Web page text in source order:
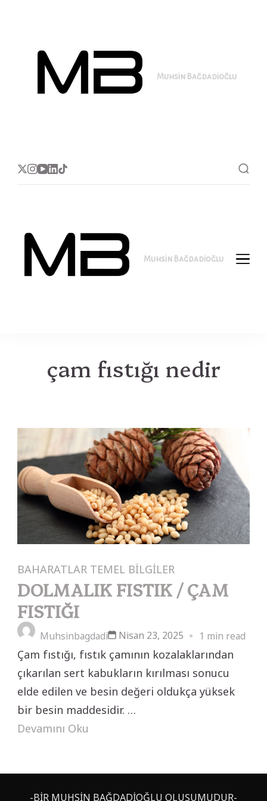
Muhsin Bağdadioğlu
Muhsin Bağdadioğlu
çam fıstığı nedir
BAHARATLAR TEMEL BİLGİLER
DOLMALIK FISTIK / ÇAM
FISTIĞI
Muhsinbagdadi Nisan 23, 2025 1 min read
Çam fıstığı, fıstık çamının kozalaklarından
çıkarılan sert kabukların kırılması sonucu
elde edilen ve besin değeri oldukça yüksek
bir besin maddesidir. …
Devamını Oku
-BİR MUHSİN BAĞDADİOĞLU OLUŞUMUDUR-